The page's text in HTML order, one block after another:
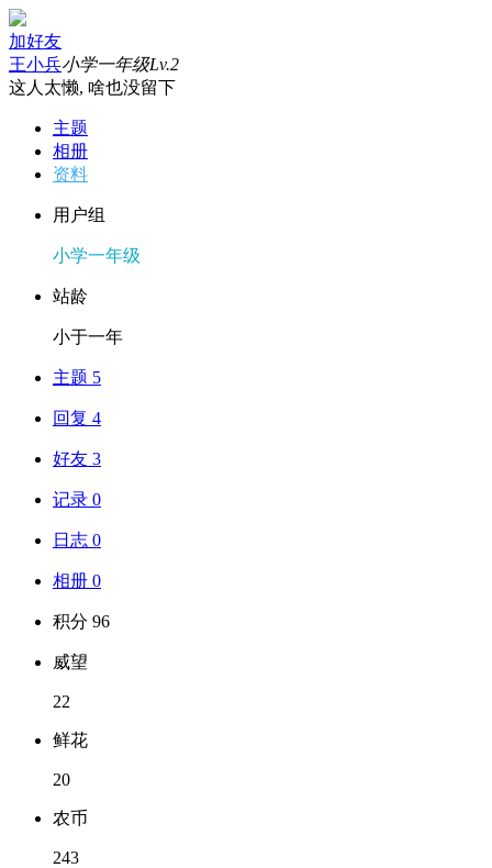
加好友
王小兵小学一年级Lv.2
这人太懒, 啥也没留下
主题
相册
资料
用户组
小学一年级
站龄
小于一年
主题 5
回复 4
好友 3
记录 0
日志 0
相册 0
积分 96
威望
22
鲜花
20
农币
243